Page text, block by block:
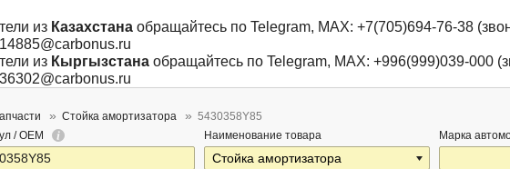
из Казахстана обращайтесь по Telegram, MAX: +7(705)694-76-38
из Кыргызстана обращайтесь по Telegram, MAX: +996(999)039-000
Стойка амортизатора
5430358Y85
/ OEM
Наименование товара Марка